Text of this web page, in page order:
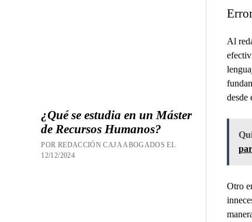
¿Qué se estudia en un Máster
de Recursos Humanos?
POR REDACCIÓN CAJA ABOGADOS EL
12/12/2024
Al
desde
Otro